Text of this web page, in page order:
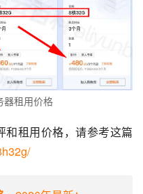
器租用价格
和租用价格，请参考这篇